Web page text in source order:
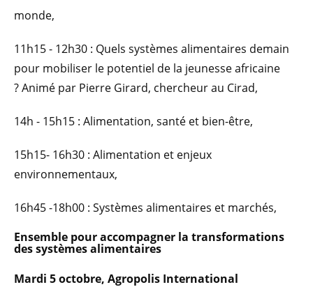
monde,
11h15 - 12h30 : Quels systèmes alimentaires demain
pour mobiliser le potentiel de la jeunesse africaine
? Animé par Pierre Girard, chercheur au Cirad,
14h - 15h15 : Alimentation, santé et bien-être,
15h15- 16h30 : Alimentation et enjeux
environnementaux,
16h45 -18h00 : Systèmes alimentaires et marchés,
Ensemble pour accompagner la transformations
des systèmes alimentaires
Mardi 5 octobre, Agropolis International